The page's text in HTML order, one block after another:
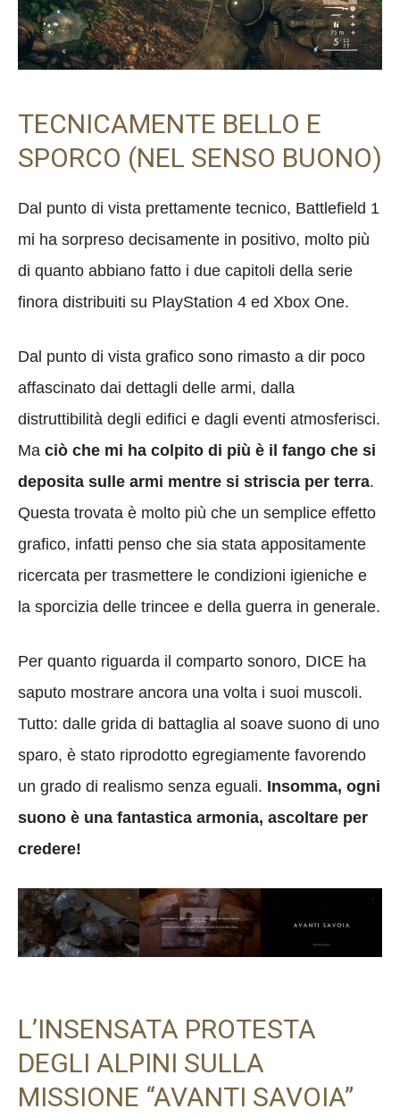
TECNICAMENTE BELLO E
SPORCO (NEL SENSO BUONO)
Dal punto di vista prettamente tecnico, Battlefield 1
mi ha sorpreso decisamente in positivo, molto più
di quanto abbiano fatto i due capitoli della serie
finora distribuiti su PlayStation 4 ed Xbox One.
Dal punto di vista grafico sono rimasto a dir poco
affascinato dai dettagli delle armi, dalla
distruttibilità degli edifici e dagli eventi atmosferisci.
Ma ciò che mi ha colpito di più è il fango che si
deposita sulle armi mentre si striscia per terra.
Questa trovata è molto più che un semplice effetto
grafico, infatti penso che sia stata appositamente
ricercata per trasmettere le condizioni igieniche e
la sporcizia delle trincee e della guerra in generale.
Per quanto riguarda il comparto sonoro, DICE ha
saputo mostrare ancora una volta i suoi muscoli.
Tutto: dalle grida di battaglia al soave suono di uno
sparo, è stato riprodotto egregiamente favorendo
un grado di realismo senza eguali. Insomma, ogni
suono è una fantastica armonia, ascoltare per
credere!
L’INSENSATA PROTESTA
DEGLI ALPINI SULLA
MISSIONE “AVANTI SAVOIA”